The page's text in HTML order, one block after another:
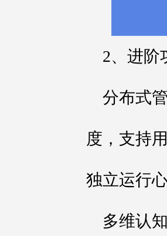
2、进阶
分布式
度，支持
独立运行
多维认